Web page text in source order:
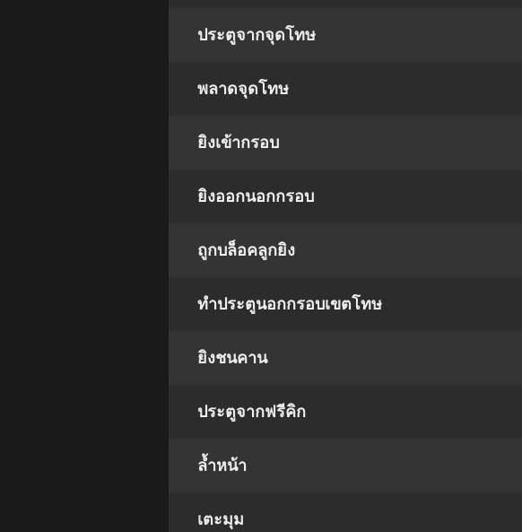
ประตูจากจุดโทษ
พลาดจุดโทษ
ยิงเข้ากรอบ
ยิงออกนอกกรอบ
ถูกบล็อคลูกยิง
ทำประตูนอกกรอบเขตโทษ
ยิงชนคาน
ประตูจากฟรีคิก
ล้ำหน้า
เตะมุม